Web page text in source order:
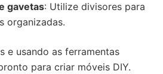
gavetas: Utilize divisores para
organizadas.
e usando as ferramentas
para criar móveis DIY.